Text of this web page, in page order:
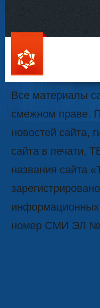
111
Все материалы
смежном праве.
новостей сайта,
сайта в печати,
названия сайта
информационных
номер СМИ ЭЛ №